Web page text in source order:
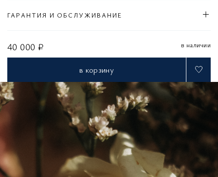
40 000 ₽ в наличии
в корзину
ГАРАНТИЯ И ОБСЛУЖИВАНИЕ